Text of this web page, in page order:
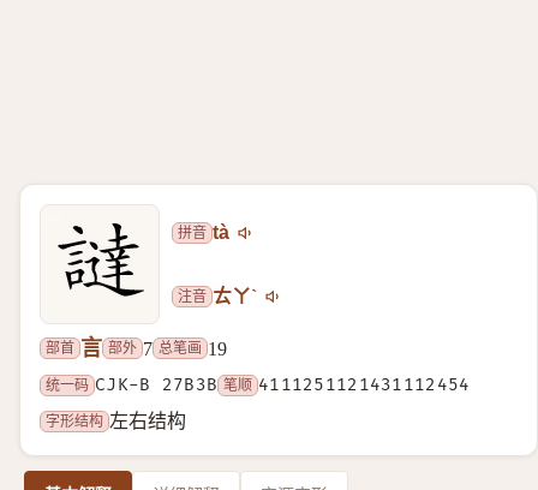
拼音 tà
注音 ㄊㄚˋ
部首 言 部外 7 总笔画 19
统一码 CJK-B 27B3B 笔顺 4111251121431112454
字形结构 左右结构